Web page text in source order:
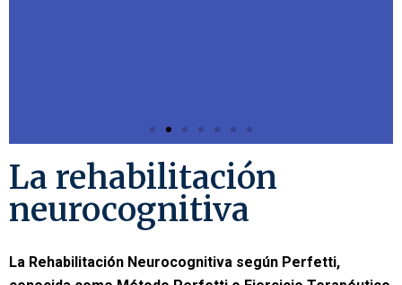
La rehabilitación
neurocognitiva
La Rehabilitación Neurocognitiva según Perfetti,